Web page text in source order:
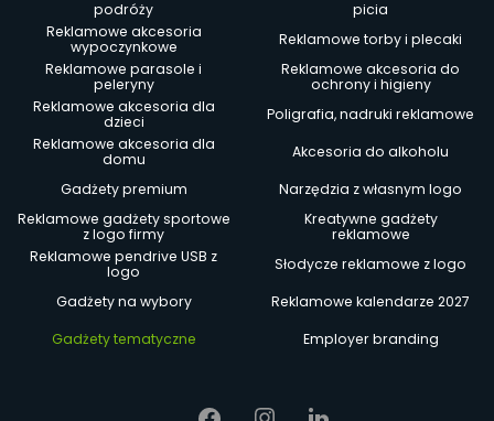
podróży
picia
Reklamowe akcesoria
wypoczynkowe
Reklamowe torby i plecaki
Reklamowe parasole i
peleryny
Reklamowe akcesoria do
ochrony i higieny
Reklamowe akcesoria dla
dzieci
Poligrafia, nadruki reklamowe
Reklamowe akcesoria dla
domu
Akcesoria do alkoholu
Gadżety premium
Narzędzia z własnym logo
Reklamowe gadżety sportowe
z logo firmy
Kreatywne gadżety
reklamowe
Reklamowe pendrive USB z
logo
Słodycze reklamowe z logo
Gadżety na wybory
Reklamowe kalendarze 2027
Gadżety tematyczne
Employer branding